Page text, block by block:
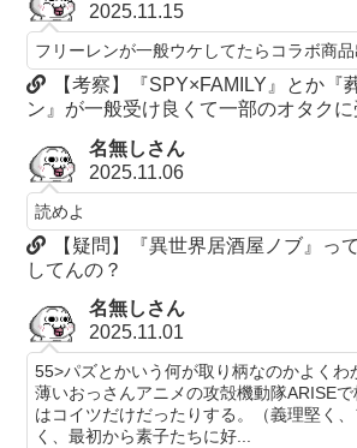
2025.11.15
フリーレンが一般ウケしてたらコラボ商品
【考察】『SPY×FAMILY』とか『
ン』が一般受け良くて一部のオタク
名無しさん
2025.11.06
読めよ
【疑問】『異世界居酒屋ノブ』っ
してんの？
名無しさん
2025.11.01
55>パズとかいう何が取り柄なのかよくわ
薄いおっさんアニメの攻殻機動隊ARISE
はコイツだけだったりする。（義理堅く
く、最初から素子たちに好...